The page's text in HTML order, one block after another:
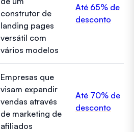
construtor de
landing pages
versátil com
vários modelos
Até 65% de
desconto
Empresas que
visam expandir
vendas através
de marketing de
afiliados
Até 70% de
desconto